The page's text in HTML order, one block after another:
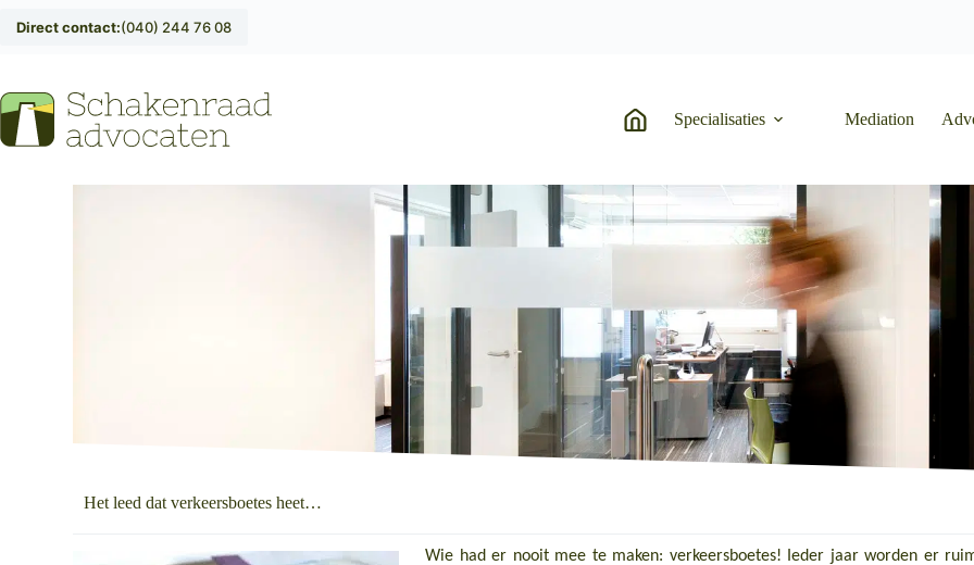
Direct contact:(040) 244 76 08
Specialisaties Mediation
Het leed dat verkeersboetes heet…
Wie had er nooit mee te maken: verkeersboetes! Ieder jaar worden er